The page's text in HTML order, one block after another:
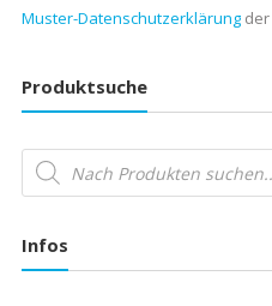
Muster-Datenschutzerklärungder
Produktsuche
Products
search
Infos